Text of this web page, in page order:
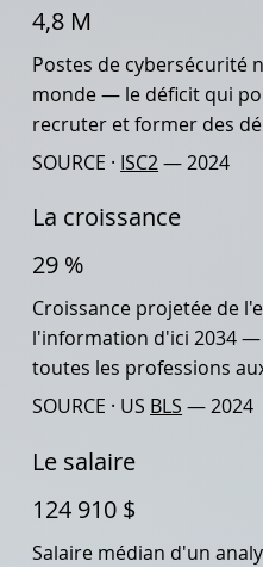
Postes de cybersécurité
monde — le déficit qui
recruter et former des
4,8 M
SOURCE · ISC2— 2024
La croissance
Croissance projetée de
l'information d'ici 2034
toutes les professions
29 %
SOURCE · US BLS — 2024
Le salaire
Salaire médian d'un
124 910 $